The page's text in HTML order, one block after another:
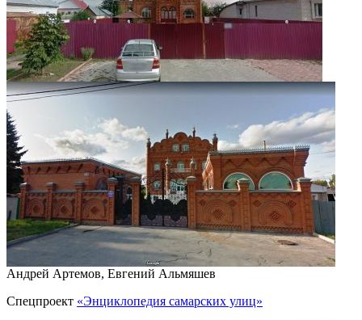
Андрей Артемов, Евгений Альмяшев
Спецпроект «Энциклопедия самарских улиц»